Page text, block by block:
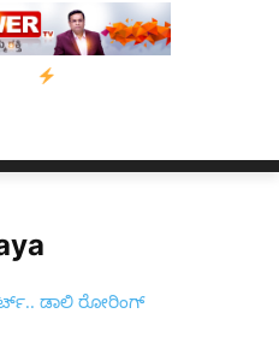
ಬೆಂಗಳೂರಿನಿಂದ ಅಸ್ಸಾಂ ಪ್ರವಾಹ